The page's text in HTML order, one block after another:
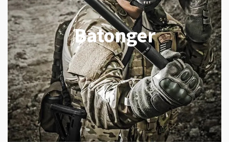
Batonger